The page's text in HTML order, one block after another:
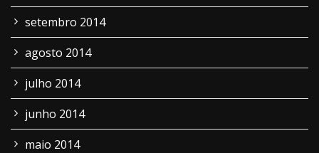
setembro 2014
agosto 2014
julho 2014
junho 2014
maio 2014